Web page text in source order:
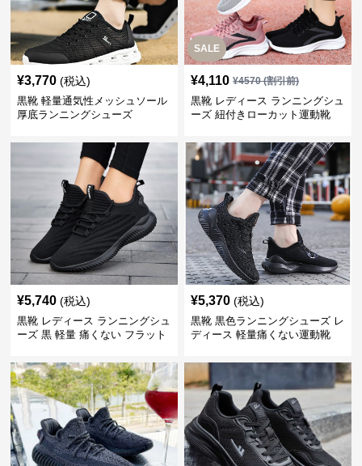
¥3,770 (税込)
黒靴 軽量通気性メッシュソール
厚底ランニングシューズ
SALE
¥4,110 ¥4570(割引前)
黒靴 レディース ランニングシュ
ーズ 紐付きローカット運動靴
¥5,740 (税込)
黒靴 レディース ランニングシュ
ーズ 黒 軽量 痛くない フラット
¥5,370 (税込)
黒靴 黒色ランニングシューズ レ
ディース 軽量痛くない運動靴